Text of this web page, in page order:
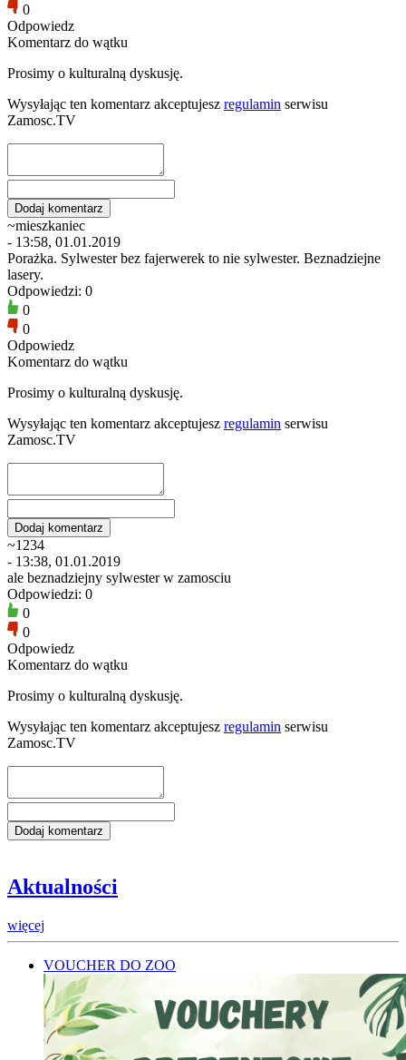
0
Odpowiedz
Komentarz do wątku
Prosimy o kulturalną dyskusję.
Wysyłając ten komentarz akceptujesz regulamin serwisu
Zamosc.TV
~mieszkaniec
- 13:58, 01.01.2019
Porażka. Sylwester bez fajerwerek to nie sylwester. Beznadziejne
lasery.
Odpowiedzi: 0
0
0
Odpowiedz
Komentarz do wątku
Prosimy o kulturalną dyskusję.
Wysyłając ten komentarz akceptujesz regulamin serwisu
Zamosc.TV
~1234
- 13:38, 01.01.2019
ale beznadziejny sylwester w zamosciu
Odpowiedzi: 0
0
0
Odpowiedz
Komentarz do wątku
Prosimy o kulturalną dyskusję.
Wysyłając ten komentarz akceptujesz regulamin serwisu
Zamosc.TV
Aktualności
więcej
VOUCHER DO ZOO